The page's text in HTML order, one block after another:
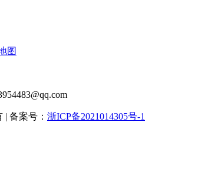
图
备案号： 浙ICP备2021014305号-1